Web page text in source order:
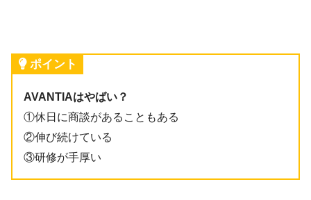
ポイント
AVANTIAはやばい？
①休日に商談があることもある
②伸び続けている
③研修が手厚い